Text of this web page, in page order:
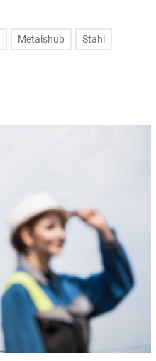
Metalshub Stahl